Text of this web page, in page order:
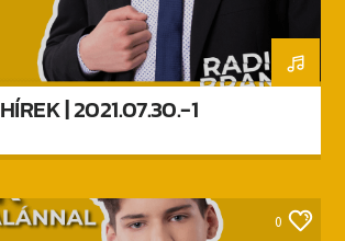
HÍREK | 2021.07.30.-1
0